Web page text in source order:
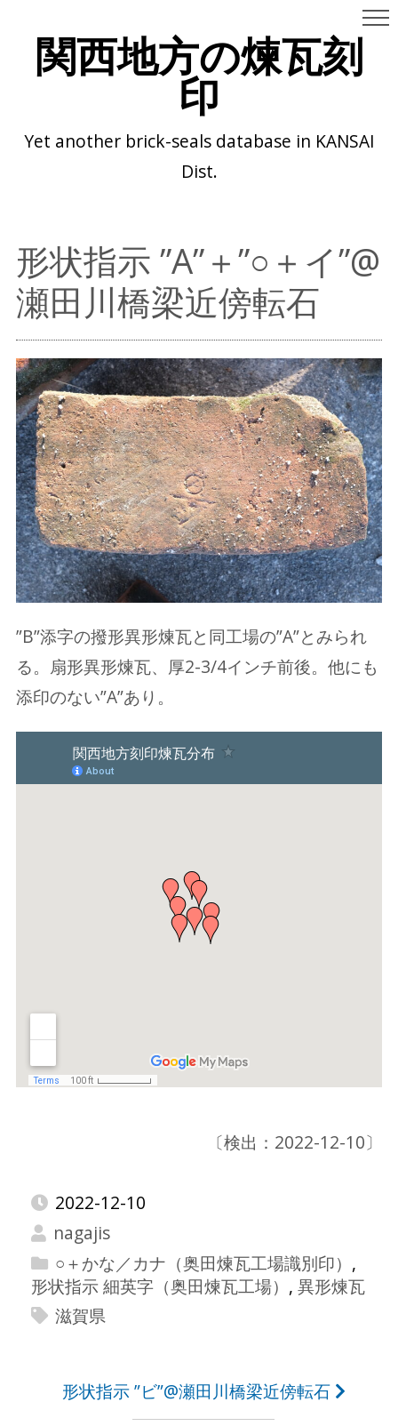
関西地方の煉瓦刻
印
Yet another brick-seals database in KANSAI
Dist.
形状指示 ”A”＋”○＋イ”@
瀬田川橋梁近傍転石
”B”添字の撥形異形煉瓦と同工場の”A”とみられ
る。扇形異形煉瓦、厚2-3/4インチ前後。他にも
添印のない”A”あり。
〔検出：2022-12-10〕
2022-12-10
nagajis
○＋かな／カナ（奥田煉瓦工場識別印） ,
形状指示 細英字（奥田煉瓦工場） ,異形煉瓦
滋賀県
形状指示 ”ビ”@瀬田川橋梁近傍転石